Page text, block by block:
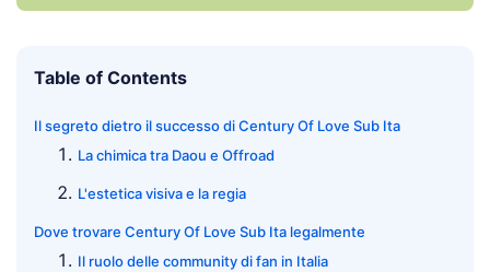
Table of Contents
Il segreto dietro il successo di Century Of Love Sub Ita
La chimica tra Daou e Offroad
L'estetica visiva e la regia
Dove trovare Century Of Love Sub Ita legalmente
Il ruolo delle community di fan in Italia